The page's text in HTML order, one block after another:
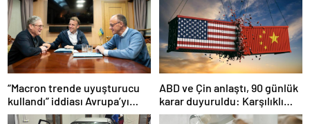
“Macron trende uyuşturucu
kullandı” iddiası Avrupa’yı
karıştırmıştı: Fransa’dan
ABD ve Çin anlaştı, 90 günlük
karar duyuruldu: Karşılıklı
tarife indirimi geldi!